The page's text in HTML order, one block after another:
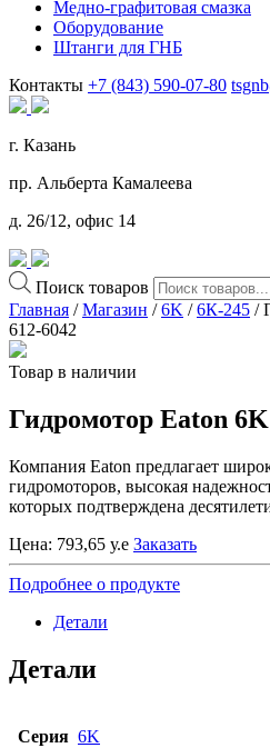
Медно-графитовая смазка
Оборудование
Штанги для ГНБ
Контакты +7 (843) 590-07-80
г. Казань
пр. Альберта Камалеева
д. 26/12, офис 14
Поиск товаров
Главная /Магазин /6K /6К-245 /
612-6042
Товар в наличии
Гидромотор Eaton 6K
Компания Eaton предлагает
гидромоторов, высокая
которых подтверждена
Цена: 793,65 у.е Заказать
Подробнее о продукте
Детали
Детали
Серия 6K